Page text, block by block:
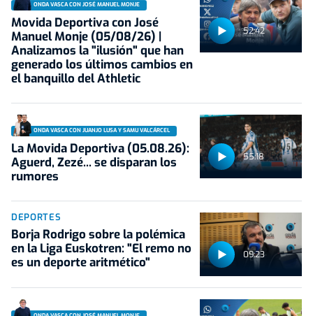
52:42
ONDA VASCA CON JOSÉ MANUEL MONJE
Movida Deportiva con José
Manuel Monje (05/08/26) |
Analizamos la "ilusión" que han
generado los últimos cambios en
el banquillo del Athletic
55:18
ONDA VASCA CON JUANJO LUSA Y SAMU VALCÁRCEL
La Movida Deportiva (05.08.26):
Aguerd, Zezé... se disparan los
rumores
09:23
DEPORTES
Borja Rodrigo sobre la polémica
en la Liga Euskotren: "El remo no
es un deporte aritmético"